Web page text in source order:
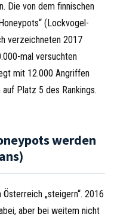
Die von dem finnischen
(Lockvogel-
verzeichneten 2017
mal versuchten
mit 12.000 Angriffen
Platz 5 des Rankings.
werden
„steigern“. 2016
aber bei weitem nicht